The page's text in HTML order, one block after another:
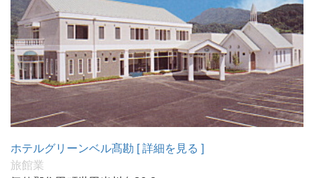
ホテルグリーンベル髙勘 [ 詳細を見る ]
旅館業